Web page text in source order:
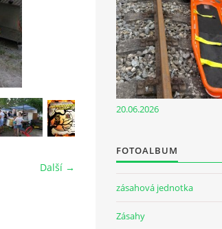
Další →
20.06.2026
FOTOALBUM
zásahová jednotka
Zásahy